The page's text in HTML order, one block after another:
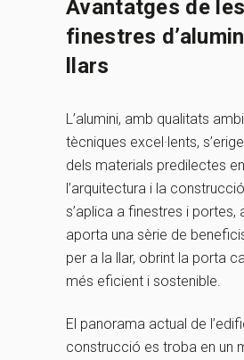
Avantatges de les
finestres
llars
L’alumini, amb qualitats
tècniques excel·lents,
dels materials predilectes
l’arquitectura i la
s’aplica a finestres i portes,
aporta una sèrie de
per a la llar, obrint la porta
més eficient i sostenible.
El panorama actual de
construcció es troba en un